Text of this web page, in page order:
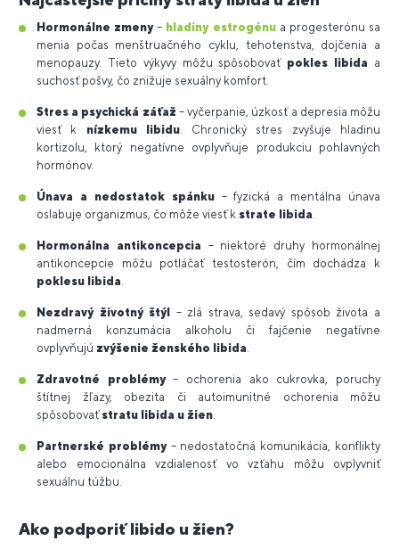
Hormonálne zmeny– hladiny estrogénua progesterónu sa
menia počas menštruačného cyklu, tehotenstva, dojčenia a
menopauzy. Tieto výkyvy môžu spôsobovať pokles libida a
suchosť pošvy, čo znižuje sexuálny komfort.
Stres a psychická záťaž – vyčerpanie, úzkosť a depresia môžu
viesť k nízkemu libidu. Chronický stres zvyšuje hladinu
kortizolu, ktorý negatívne ovplyvňuje produkciu pohlavných
hormónov.
Únava a nedostatok spánku– fyzická a mentálna únava
oslabuje organizmus, čo môže viesť k strate libida.
Hormonálna antikoncepcia – niektoré druhy hormonálnej
antikoncepcie môžu potláčať testosterón, čím dochádza k
poklesu libida.
Nezdravý životný štýl
– zlá strava, sedavý spôsob života a
nadmerná konzumácia alkoholu či fajčenie negatívne
ovplyvňujú zvýšenie ženského libida.
Zdravotné problémy– ochorenia ako cukrovka, poruchy
štítnej žľazy, obezita či autoimunitné ochorenia môžu
spôsobovať stratu libida u žien.
Partnerské problémy– nedostatočná komunikácia, konflikty
alebo emocionálna vzdialenosť vo vzťahu môžu ovplyvniť
sexuálnu túžbu.
Ako podporiť libido u žien?